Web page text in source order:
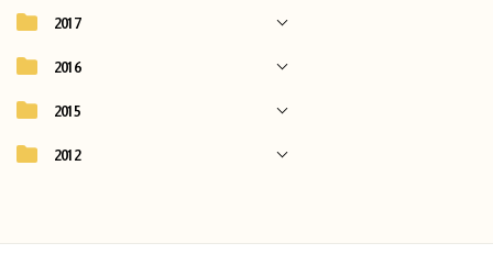
2017
2016
2015
2012